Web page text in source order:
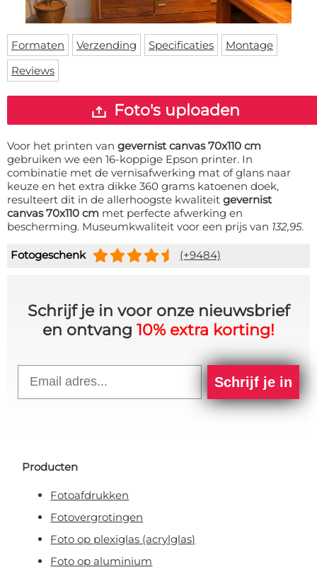
Deurmat
Vloermat
Skateboard deck
Over ons
Levertijden
Inloggen
WhatsApp
Formaten Verzending Specificaties
Montage
Reviews
Foto's uploaden
Voor het printen van gevernist canvas 70x110 cm
gebruiken we een 16-koppige Epson printer. In
combinatie met de vernisafwerking mat of glans naar
keuze en het extra dikke 360 grams katoenen doek,
resulteert dit in de allerhoogste kwaliteit gevernist
canvas 70x110 cm met perfecte afwerking en
bescherming. Museumkwaliteit voor een prijs van 132,95.
Fotogeschenk (+9484)
Schrijf je in voor onze nieuwsbrief
en ontvang 10% extra korting!
Schrijf je in
Producten
Fotoafdrukken
Fotovergrotingen
Foto op plexiglas (acrylglas)
Foto op aluminium